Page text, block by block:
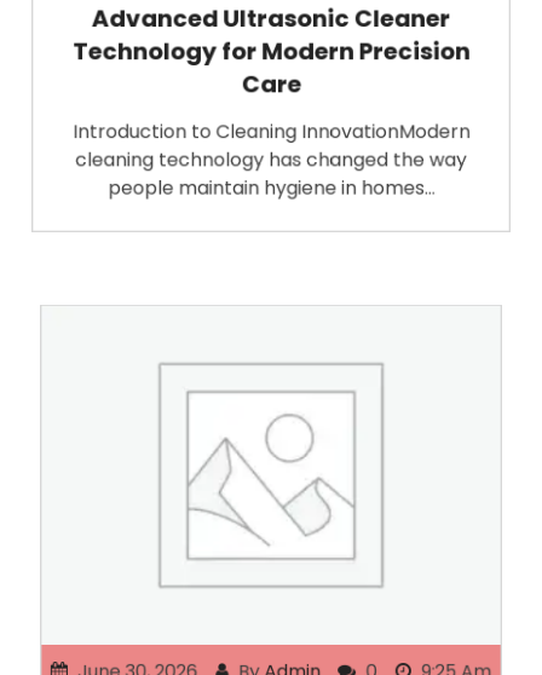
Advanced Ultrasonic Cleaner
Technology for Modern Precision
Care
Introduction to Cleaning InnovationModern
cleaning technology has changed the way
people maintain hygiene in homes…
June 30, 2026 ByAdmin 0 9:25 Am